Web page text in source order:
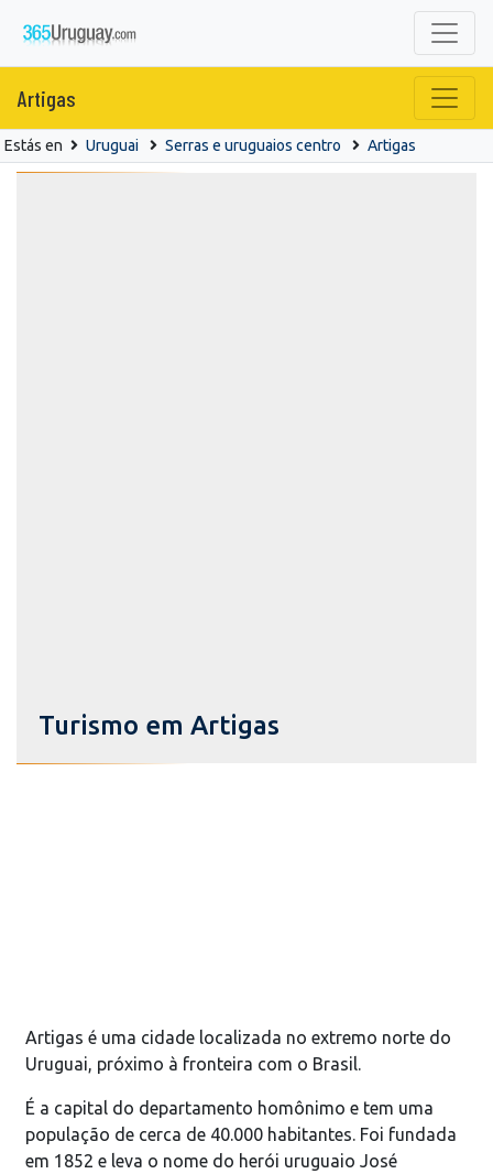
Artigas
Estás en Uruguai Serras e uruguaios centro Artigas
Turismo em Artigas
Artigas é uma cidade localizada no extremo norte do
Uruguai, próximo à fronteira com o Brasil.
É a capital do departamento homônimo e tem uma
população de cerca de 40.000 habitantes. Foi fundada
em 1852 e leva o nome do herói uruguaio José